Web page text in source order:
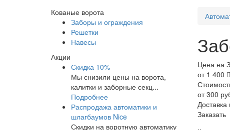
Цена на
от 1 400
от 300
Заказать
Кованые ворота
Заборы и ограждения
Решетки
Навесы
Акции
Скидка 10%
Мы снизили цены на ворота,
калитки и заборные секц...
Подробнее
Распродажа автоматики и
шлагбаумов Nice
Скидки на воротную автоматику